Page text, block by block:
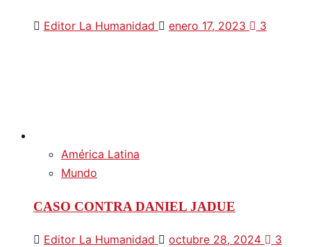
Editor La Humanidad enero 17, 2023 3
América Latina
Mundo
CASO CONTRA DANIEL JADUE
Editor La Humanidad octubre 28, 2024 3